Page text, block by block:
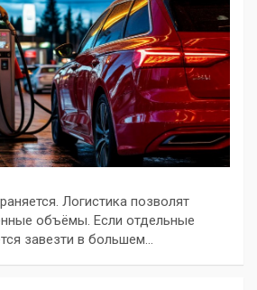
Логистика позволят
объёмы. Если отдельные
завезти в большем…